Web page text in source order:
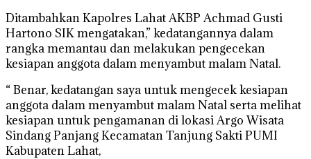
Ditambahkan Kapolres Lahat AKBP Achmad Gusti
Hartono SIK mengatakan,” kedatangannya dalam
rangka memantau dan melakukan pengecekan
kesiapan anggota dalam menyambut malam Natal.
“ Benar, kedatangan saya untuk mengecek kesiapan
anggota dalam menyambut malam Natal serta melihat
kesiapan untuk pengamanan di lokasi Argo Wisata
Sindang Panjang Kecamatan Tanjung Sakti PUMI
Kabupaten Lahat,